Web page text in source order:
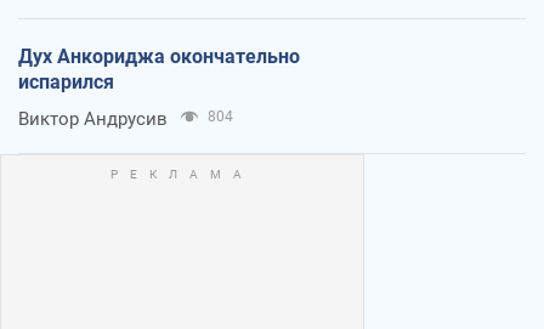
Дух Анкориджа окончательно
испарился
Виктор Андрусив 804